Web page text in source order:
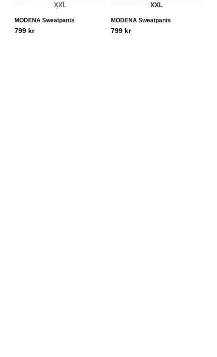
XXL
MODENA Sweatpants
799 kr
XXL
MODENA Sweatpants
799 kr